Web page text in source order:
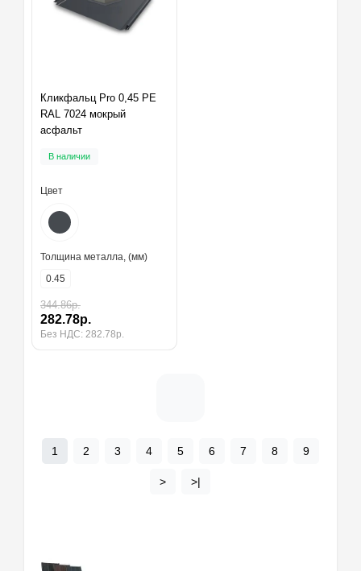
Кликфальц Pro 0,45 PE
RAL 7024 мокрый
асфальт
В наличии
Цвет
Толщина металла, (мм)
0.45
344.86р.
282.78р.
Без НДС: 282.78р.
1 2 3 4 5 6 7 8 9
> >|